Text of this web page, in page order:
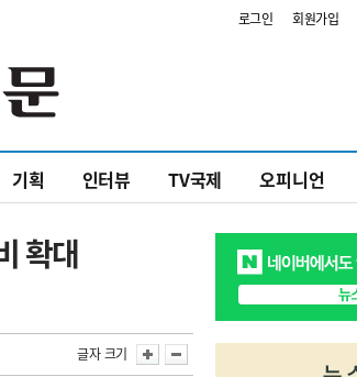
로그인 회원가입
기획 인터뷰 TV국제 오피니언
확대
글자 크기